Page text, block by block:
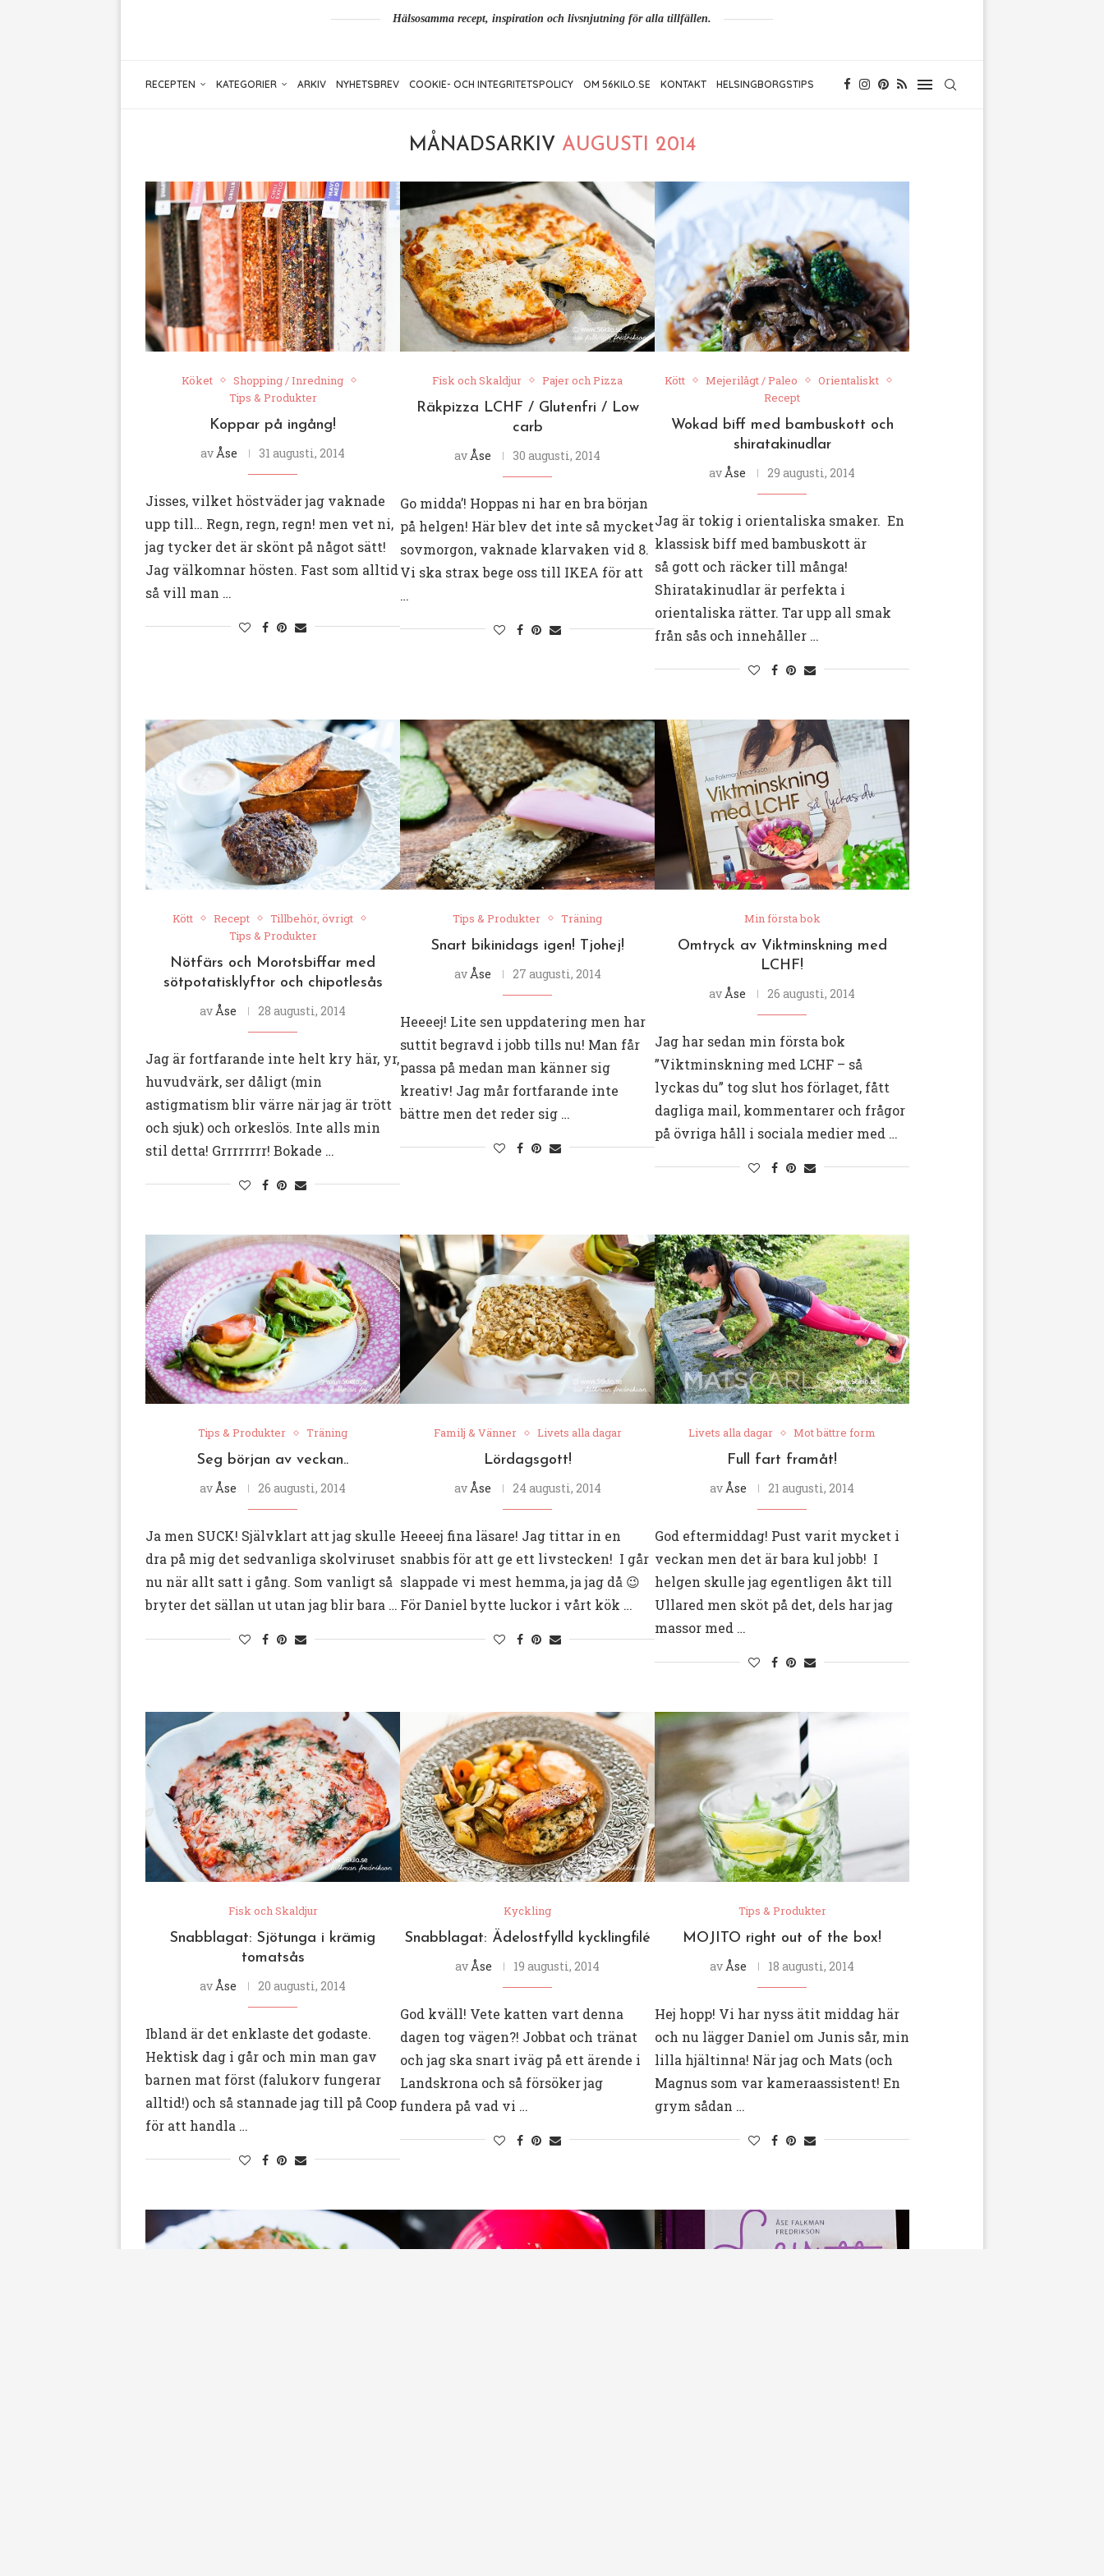
Hälsosamma recept, inspiration och livsnjutning för alla tillfällen.
RECEPTEN KATEGORIER ARKIV NYHETSBREV COOKIE- OCH INTEGRITETSPOLICY OM 56KILO.SE KONTAKT HELSINGBORGSTIPS
MÅNADSARKIV AUGUSTI 2014
Köket
Shopping / Inredning
Tips & Produkter
Koppar på ingång!
avÅse 31 augusti, 2014
Jisses, vilket höstväder jag vaknade
upp till… Regn, regn, regn! men vet ni,
jag tycker det är skönt på något sätt!
Jag välkomnar hösten. Fast som alltid
så vill man …
Fisk och Skaldjur Pajer och Pizza
Räkpizza LCHF / Glutenfri / Low
carb
avÅse 30 augusti, 2014
Go midda’! Hoppas ni har en bra början
på helgen! Här blev det inte så mycket
sovmorgon, vaknade klarvaken vid 8.
Vi ska strax bege oss till IKEA för att
…
Kött Mejerilågt / Paleo
Orientaliskt
Recept
Wokad biff med bambuskott och
shiratakinudlar
avÅse 29 augusti, 2014
Jag är tokig i orientaliska smaker. En
klassisk biff med bambuskott är
så gott och räcker till många!
Shiratakinudlar är perfekta i
orientaliska rätter. Tar upp all smak
från sås och innehåller …
Kött Recept
Tillbehör, övrigt
Tips & Produkter
Nötfärs och Morotsbiffar med
sötpotatisklyftor och chipotlesås
av Åse 28 augusti, 2014
Jag är fortfarande inte helt kry här, yr,
huvudvärk, ser dåligt (min
astigmatism blir värre när jag är trött
och sjuk) och orkeslös. Inte alls min
stil detta! Grrrrrrrr! Bokade …
Tips & Produkter Träning
Snart bikinidags igen! Tjohej!
av Åse 27 augusti, 2014
Heeeej! Lite sen uppdatering men har
suttit begravd i jobb tills nu! Man får
passa på medan man känner sig
kreativ! Jag mår fortfarande inte
bättre men det reder sig …
Min första bok
Omtryck av Viktminskning med
LCHF!
av Åse 26 augusti, 2014
Jag har sedan min första bok
”Viktminskning med LCHF – så
lyckas du” tog slut hos förlaget, fått
dagliga mail, kommentarer och frågor
på övriga håll i sociala medier med …
Tips & Produkter Träning
Seg början av veckan..
avÅse 26 augusti, 2014
Ja men SUCK! Självklart att jag skulle
dra på mig det sedvanliga skolviruset
nu när allt satt i gång. Som vanligt så
bryter det sällan ut utan jag blir bara …
Familj & Vänner Livets alla dagar
Lördagsgott!
avÅse 24 augusti, 2014
Heeeej fina läsare! Jag tittar in en
snabbis för att ge ett livstecken! I går
slappade vi mest hemma, ja jag då 😉
För Daniel bytte luckor i vårt kök …
Livets alla dagar Mot bättre form
Full fart framåt!
avÅse 21 augusti, 2014
God eftermiddag! Pust varit mycket i
veckan men det är bara kul jobb! I
helgen skulle jag egentligen åkt till
Ullared men sköt på det, dels har jag
massor med …
Fisk och Skaldjur
Snabblagat: Sjötunga i krämig
tomatsås
avÅse 20 augusti, 2014
Ibland är det enklaste det godaste.
Hektisk dag i går och min man gav
barnen mat först (falukorv fungerar
alltid!) och så stannade jag till på Coop
för att handla …
Kyckling
Snabblagat: Ädelostfylld kycklingfilé
avÅse 19 augusti, 2014
God kväll! Vete katten vart denna
dagen tog vägen?! Jobbat och tränat
och jag ska snart iväg på ett ärende i
Landskrona och så försöker jag
fundera på vad vi …
Tips & Produkter
MOJITO right out of the box!
avÅse 18 augusti, 2014
Hej hopp! Vi har nyss ätit middag här
och nu lägger Daniel om Junis sår, min
lilla hjältinna! När jag och Mats (och
Magnus som var kameraassistent! En
grym sådan …